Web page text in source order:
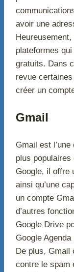
avoir une
plateformes
gratuits. Dans
revue
créer un
Gmail
Gmail est
plus
Google, il offre
ainsi qu’une
un compte
d’autres
Google Drive
Google
De plus, Gmail
contre le spam